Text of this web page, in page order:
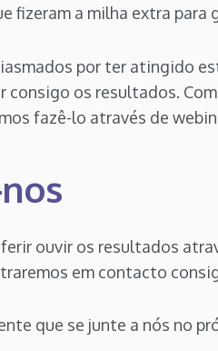
fizeram a milha extra
por ter atingido
consigo os resultados.
fazê-lo através de
ouvir os resultados
em contacto
que se junte a nós no